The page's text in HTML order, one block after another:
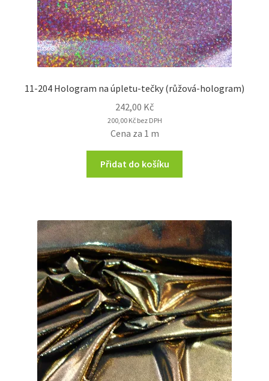
11-204 Hologram na úpletu-tečky (růžová-hologram)
242,00 Kč
200,00 Kčbez DPH
Cena za 1 m
Přidat do košíku